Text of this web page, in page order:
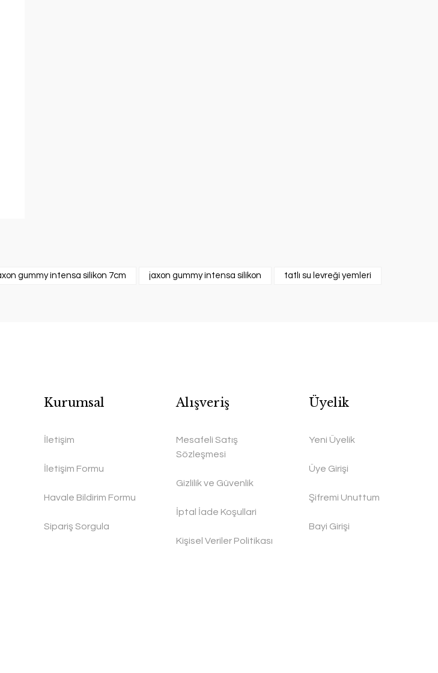
gummy intensa silikon 7cm jaxon gummy intensa silikon tatlı su levreği yemleri
Kurumsal
İletişim
İletişim Formu
Havale Bildirim Formu
Sipariş Sorgula
Alışveriş
Mesafeli Satış
Sözleşmesi
Gizlilik ve Güvenlik
İptal İade Koşullari
Kişisel Veriler Politikası
Üyelik
Yeni Üyelik
Üye Girişi
Şifremi Unuttum
Bayi Girişi